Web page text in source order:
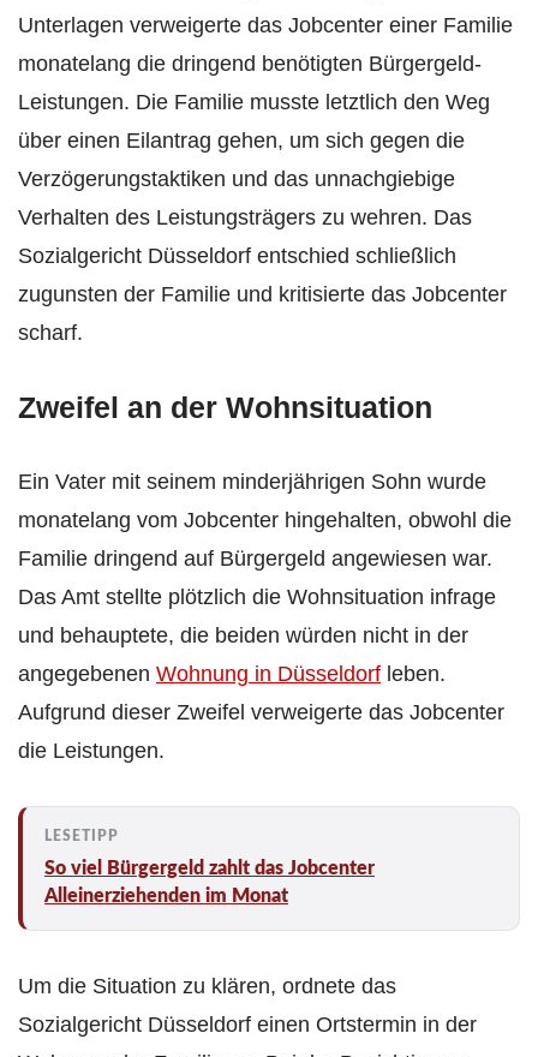
Unterlagen verweigerte das Jobcenter einer Familie
monatelang die dringend benötigten Bürgergeld-
Leistungen. Die Familie musste letztlich den Weg
über einen Eilantrag gehen, um sich gegen die
Verzögerungstaktiken und das unnachgiebige
Verhalten des Leistungsträgers zu wehren. Das
Sozialgericht Düsseldorf entschied schließlich
zugunsten der Familie und kritisierte das Jobcenter
scharf.
Zweifel an der Wohnsituation
Ein Vater mit seinem minderjährigen Sohn wurde
monatelang vom Jobcenter hingehalten, obwohl die
Familie dringend auf Bürgergeld angewiesen war.
Das Amt stellte plötzlich die Wohnsituation infrage
und behauptete, die beiden würden nicht in der
angegebenen Wohnung in Düsseldorf leben.
Aufgrund dieser Zweifel verweigerte das Jobcenter
die Leistungen.
So viel Bürgergeld zahlt das Jobcenter
Alleinerziehenden im Monat
Um die Situation zu klären, ordnete das
Sozialgericht Düsseldorf einen Ortstermin in der